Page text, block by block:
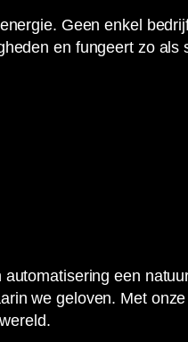
Geen enkel
en fungeert zo als
een
we geloven. Met